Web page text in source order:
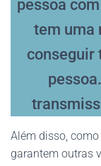
pessoa
tem uma
conseguir
Além disso,
garantem outras